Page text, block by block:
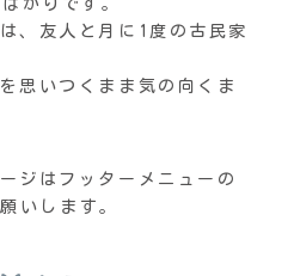
かりです。
、友人と月に1度の古民家
思いつくまま気の向くま
ジはフッターメニューの
いします。